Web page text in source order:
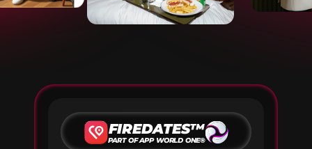
FIREDATES™
PART OF APP WORLD ONE®